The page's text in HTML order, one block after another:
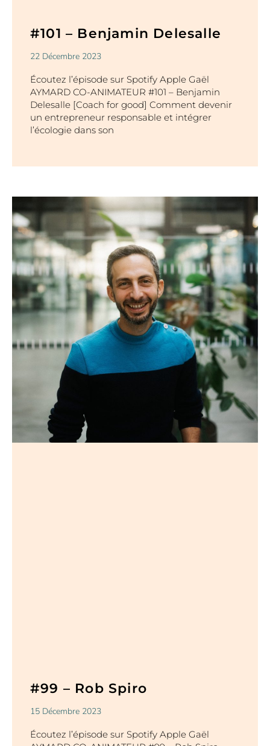
#101 – Benjamin Delesalle
22 Décembre 2023
Écoutez l’épisode sur Spotify Apple Gaël
AYMARD CO-ANIMATEUR #101 – Benjamin
Delesalle [Coach for good] Comment devenir
un entrepreneur responsable et intégrer
l’écologie dans son
#99 – Rob Spiro
15 Décembre 2023
Écoutez l’épisode sur Spotify Apple Gaël